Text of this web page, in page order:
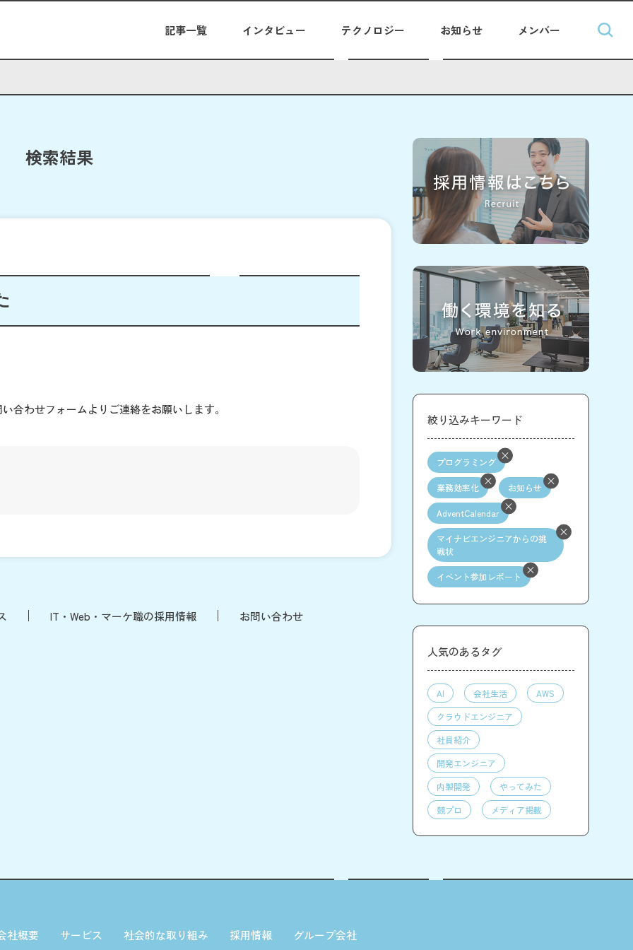
記事一覧 インタビュー テクノロジー お知らせ メンバー
検索結果
合わせフォームよりご連絡をお願いします。
IT・Web・マーケ職の採用情報 お問い合わせ
絞り込みキーワード
プログラミング
業務効率化 お知らせ
AdventCalendar
マイナビエンジニアからの挑
戦状
イベント参加レポート
人気のあるタグ
AI 会社生活
AWS
クラウドエンジニア
社員紹介
開発エンジニア
内製開発
やってみた
競プロ
メディア掲載
社概要 サービス 社会的な取り組み 採用情報 グループ会社